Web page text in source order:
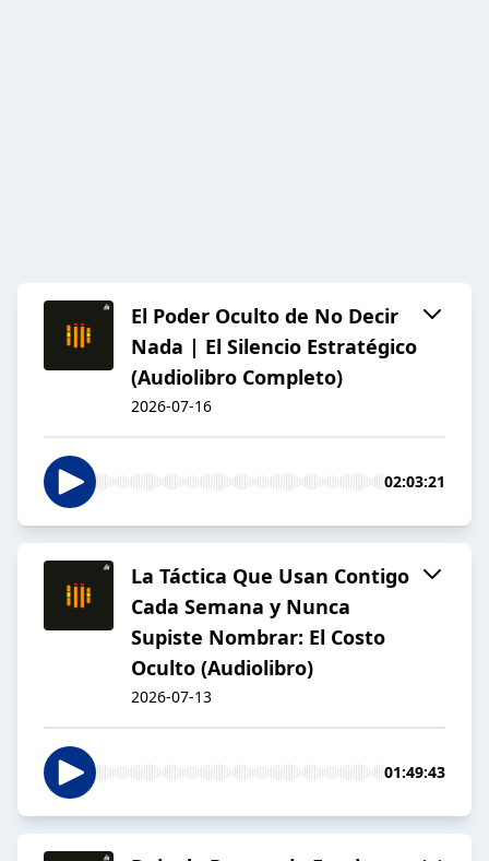
El Poder Oculto de No Decir
Nada | El Silencio Estratégico
(Audiolibro Completo)
2026-07-16
02:03:21
La Táctica Que Usan Contigo
Cada Semana y Nunca
Supiste Nombrar: El Costo
Oculto (Audiolibro)
2026-07-13
01:49:43